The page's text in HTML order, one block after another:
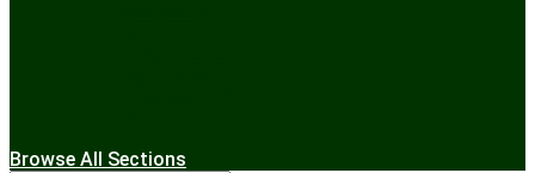
Browse All Sections